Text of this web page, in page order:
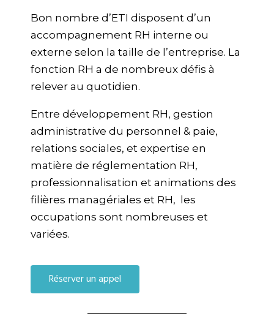
Bon nombre d’ETI disposent d’un
accompagnement RH interne ou
externe selon la taille de l’entreprise. La
fonction RH a de nombreux défis à
relever au quotidien.
Entre développement RH, gestion
administrative du personnel & paie,
relations sociales, et expertise en
matière de réglementation RH,
professionnalisation et animations des
filières managériales et RH, les
occupations sont nombreuses et
variées.
Réserver un appel